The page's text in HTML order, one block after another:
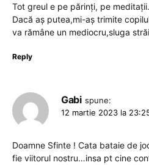
Tot greul e pe părinți, pe meditații.
Dacă aș putea,mi-aș trimite
va rămâne un mediocru,sluga
Reply
Gabi spune:
12 martie 2023 la
Doamne Sfinte ! Cata bataie de
fie viitorul nostru…insa pt cine